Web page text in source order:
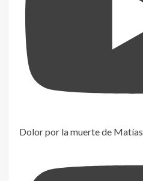
Dolor por la muerte de Matías